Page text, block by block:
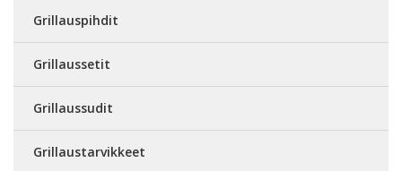
Grillauspihdit
Grillaussetit
Grillaussudit
Grillaustarvikkeet